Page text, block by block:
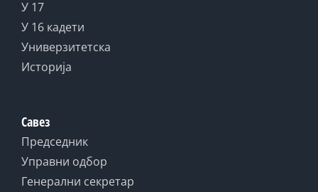
У 17
У 16 кадети
Универзитетска
Историја
Савез
Председник
Управни одбор
Генерални секретар